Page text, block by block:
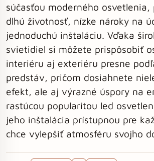
súčasťou moderného osvetlenia,
dlhú životnosť, nízke nároky na
jednoduchú inštaláciu. Vďaka
svietidiel si môžete prispôsobiť
interiéru aj exteriéru presne
predstáv, pričom dosiahnete
efekt, ale aj výrazné úspory na
rastúcou popularitou led
jeho inštalácia prístupnou pre
chce vylepšiť atmosféru svojho